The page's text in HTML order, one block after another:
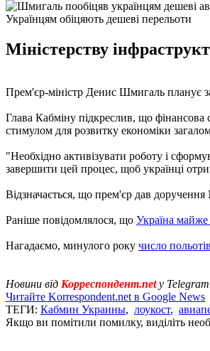
Українцям обіцяють дешеві перельоти
Міністерству
Прем'єр-міністр Денис Шмигаль планує
Глава Кабміну підкреслив, що фінансова
стимулом для розвитку економіки
"Необхідно активізувати роботу і
завершити цей процес, щоб українці
Відзначається, що прем'єр дав доручення
Раніше повідомлялося, що Україна майже
Нагадаємо, минулого року число
Новини від Корреспондент.netу
Читайте Korrespondent.net в Google News
ТЕГИ: Кабмин Украины, лоукост,
Якщо ви помітили помилку, виділіть